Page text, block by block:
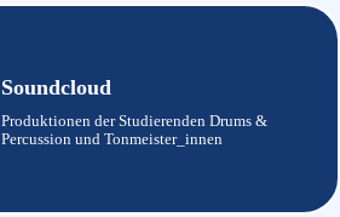
Soundcloud
Produktionen der Studierenden Drums &
Percussion und Tonmeister_innen